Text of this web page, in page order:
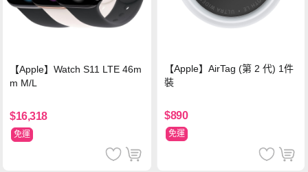
【Apple】Watch S11 LTE 46m
m M/L
$16,318
免運
【Apple】AirTag (第 2 代) 1件
裝
$890
免運